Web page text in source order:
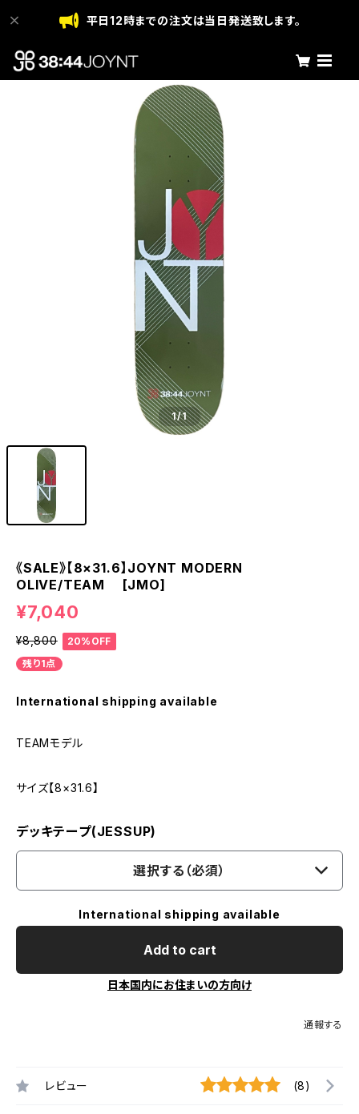
平日12時までの注文は当日発送致します。
1/1
《SALE》【8×31.6】JOYNT MODERN
OLIVE/TEAM [JMO]
¥7,040
¥8,800
20%OFF
残り1点
International shipping available
TEAMモデル
サイズ【8×31.6】
デッキテープ(JESSUP)
選択する（必須）
International shipping available
Add to cart
日本国内にお住まいの方向け
通報する
レビュー (8)